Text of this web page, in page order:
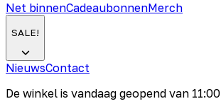
Net binnenCadeaubonnenMerch
SALE!
NieuwsContact
De winkel is vandaag geopend van 11:00